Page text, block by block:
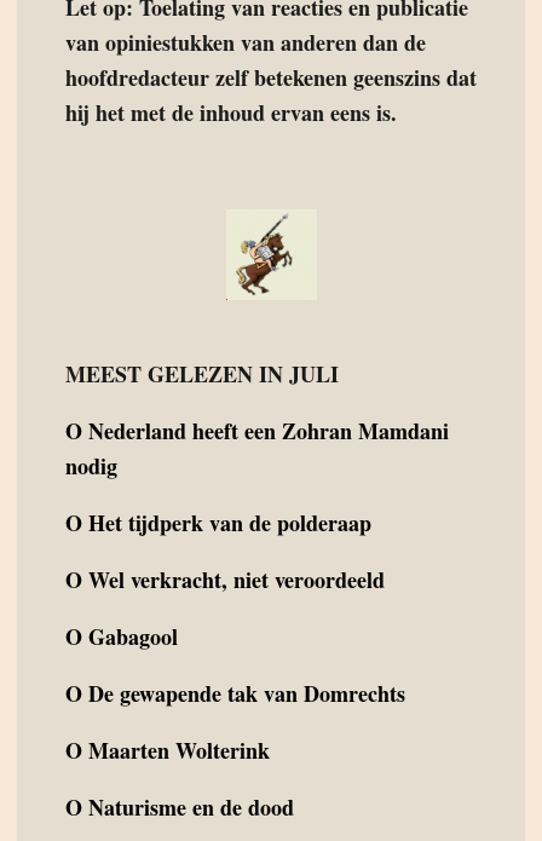
Let op: Toelating van reacties en publicatie
van opiniestukken van anderen dan de
hoofdredacteur zelf betekenen geenszins dat
hij het met de inhoud ervan eens is.
MEEST GELEZEN IN JULI
ONederland heeft een Zohran Mamdani
nodig
OHet tijdperk van de polderaap
OWel verkracht, niet veroordeeld
OGabagool
ODe gewapende tak van Domrechts
OMaarten Wolterink
ONaturisme en de dood